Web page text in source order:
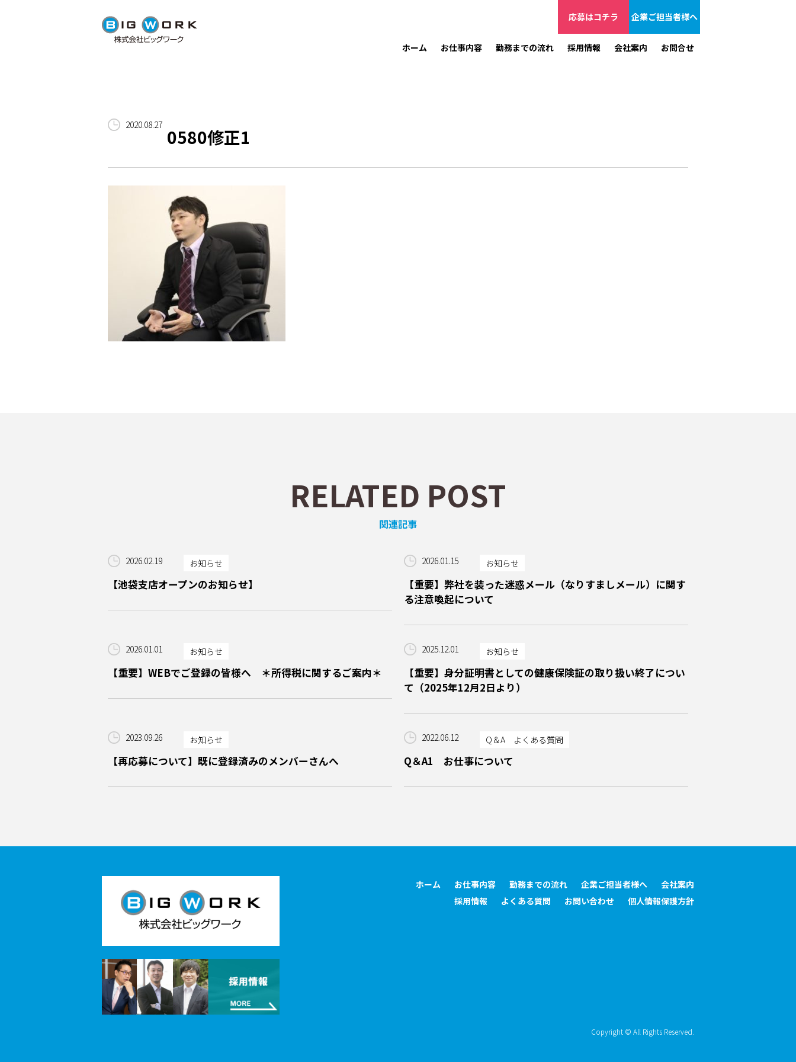
ホーム お仕事内容 勤務までの流れ 採用情報 会社案内 お問合せ
企業ご担当者様へ
応募はコチラ
2020.08.27
0580修正1
RELATED POST
関連記事
2026.02.19 お知らせ
【池袋支店オープンのお知らせ】
2026.01.15 お知らせ
【重要】弊社を装った迷惑メール（なりすましメール）に関す
る注意喚起について
2026.01.01 お知らせ
【重要】WEBでご登録の皆様へ ＊所得税に関するご案内＊
2025.12.01 お知らせ
【重要】身分証明書としての健康保険証の取り扱い終了につい
て（2025年12月2日より）
2023.09.26 お知らせ
【再応募について】既に登録済みのメンバーさんへ
2022.06.12 Q＆A よくある質問
Q＆A1 お仕事について
ホーム お仕事内容 勤務までの流れ 企業ご担当者様へ
会社案内
採用情報
よくある質問 お問い合わせ 個人情報保護方針
Copyright © All Rights Reserved.